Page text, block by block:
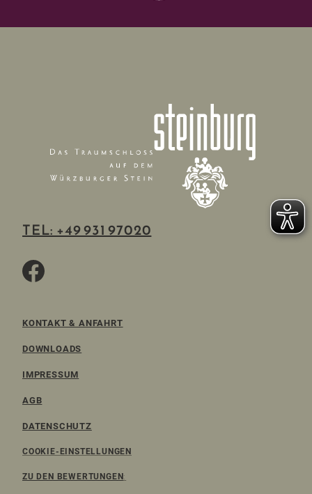
TEL: +49 931 97020
KONTAKT & ANFAHRT
DOWNLOADS
IMPRESSUM
AGB
DATENSCHUTZ
COOKIE-EINSTELLUNGEN
ZU DEN BEWERTUNGEN: